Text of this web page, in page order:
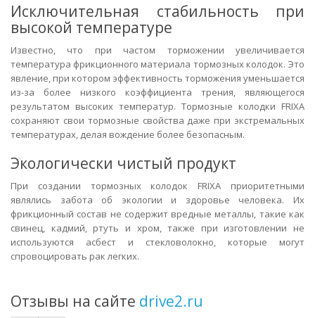
Исключительная стабильность при
высокой температуре
Известно, что при частом торможении увеличивается
температура фрикционного материала тормозных колодок. Это
явление, при котором эффективность торможения уменьшается
из-за более низкого коэффициента трения, являющегося
результатом высоких температур. Тормозные колодки FRIXA
сохраняют свои тормозные свойства даже при экстремальных
температурах, делая вождение более безопасным.
Экологически чистый продукт
При создании тормозных колодок FRIXA приоритетными
являлись забота об экологии и здоровье человека. Их
фрикционный состав не содержит вредные металлы, такие как
свинец, кадмий, ртуть и хром, также при изготовлении не
используются асбест и стекловолокно, которые могут
спровоцировать рак легких.
Отзывы на сайте drive2.ru